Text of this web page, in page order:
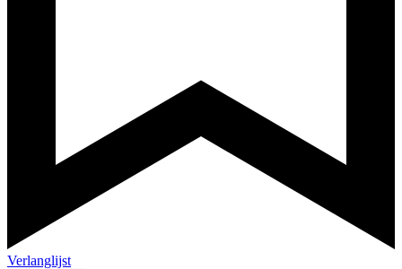
Verlanglijst